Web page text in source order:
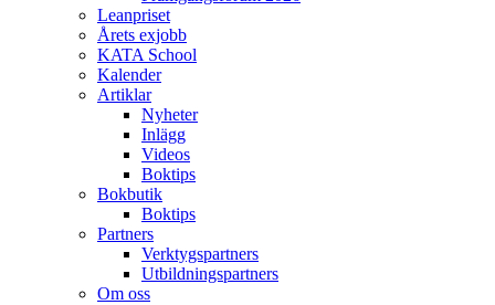
Leanpriset
Årets exjobb
KATA School
Kalender
Artiklar
Nyheter
Inlägg
Videos
Boktips
Bokbutik
Boktips
Partners
Verktygspartners
Utbildningspartners
Om oss